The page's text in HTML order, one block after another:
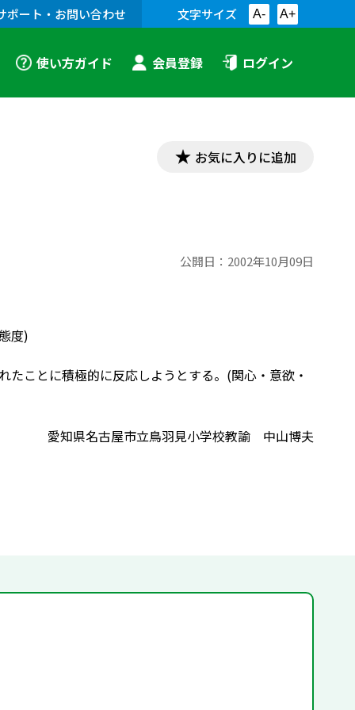
ポート・お問い合わせ 文字サイズ A- A+
使い方ガイド 会員登録 ログイン
お気に入りに追加
公開日： 2002年10月09日
度)
ことに積極的に反応しようとする。(関心・意欲・
愛知県名古屋市立鳥羽見小学校教諭 中山博夫